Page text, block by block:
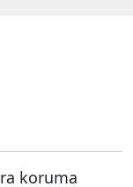
koruma